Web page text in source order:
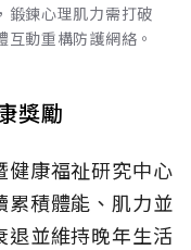
鍛鍊心理肌力需打破
互動重構防護網絡。
獎勵
健康福祉研究中心
積體能、肌力並
退並維持晚年生活